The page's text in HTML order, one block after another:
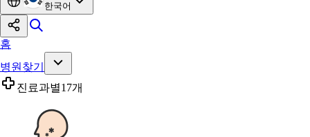
한국어
홈
병원찾기
진료과별17개